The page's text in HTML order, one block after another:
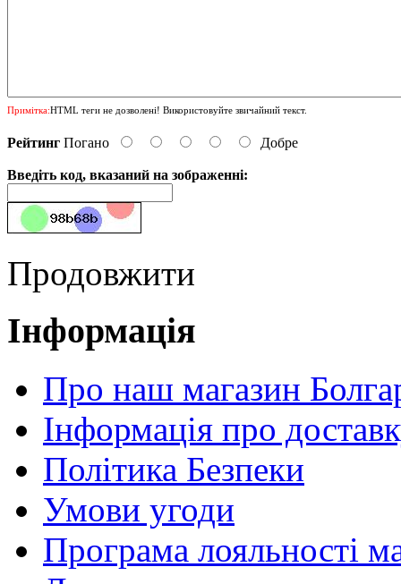
Примітка:HTML теги не дозволені! Використовуйте звичайний текст.
Рейтинг Погано Добре
Введіть код, вказаний на зображенні:
Продовжити
Інформація
Про наш магазин
Інформація про
Політика Безпеки
Умови угоди
Програма лояльності